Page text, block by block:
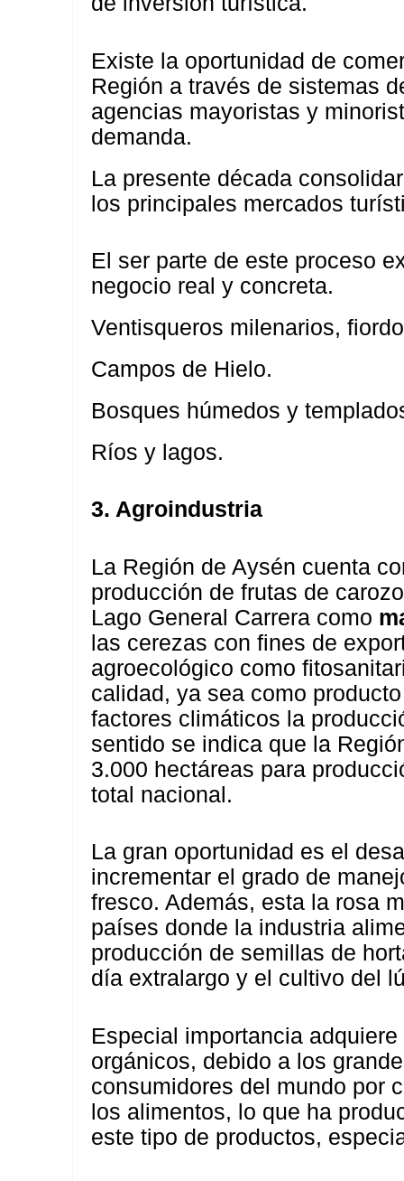
Existe la oportunidad de
Región a través de sistemas
agencias mayoristas y
demanda.
La presente década
los principales mercados
El ser parte de este proceso
negocio real y concreta.
Ventisqueros milenarios,
Campos de Hielo.
Bosques húmedos y
Ríos y lagos.
3. Agroindustria
La Región de Aysén cuenta
producción de frutas de
Lago General Carrera como
las cerezas con fines de
agroecológico como
calidad, ya sea como
factores climáticos la
sentido se indica que la
3.000 hectáreas para
total nacional.
La gran oportunidad es el
incrementar el grado de
fresco. Además, esta la rosa
países donde la industria
producción de semillas de
día extralargo y el cultivo del
Especial importancia
orgánicos, debido a los
consumidores del mundo por
los alimentos, lo que ha
este tipo de productos,